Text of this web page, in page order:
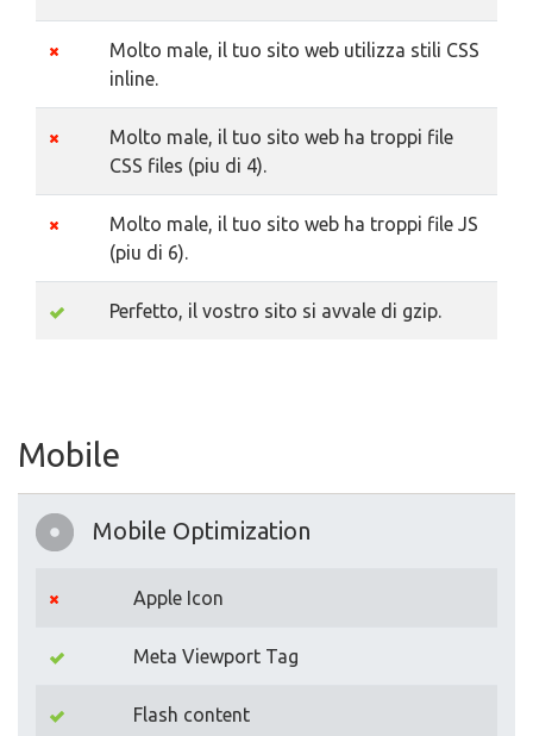
Molto male, il tuo sito web utilizza stili CSS
inline.
Molto male, il tuo sito web ha troppi file
CSS files (piu di 4).
Molto male, il tuo sito web ha troppi file JS
(piu di 6).
Perfetto, il vostro sito si avvale di gzip.
Mobile
Mobile Optimization
Apple Icon
Meta Viewport Tag
Flash content